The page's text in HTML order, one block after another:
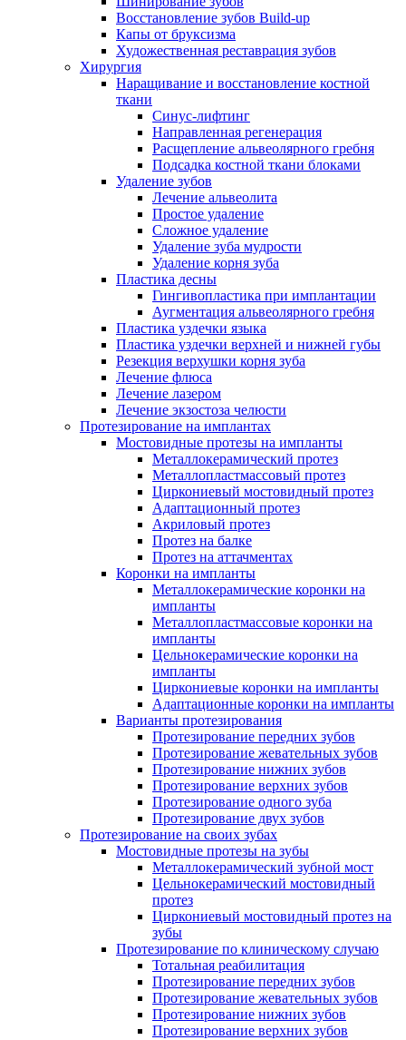
Восстановление зубов Build-up
Капы от бруксизма
Художественная реставрация зубов
Хирургия
Наращивание и восстановление костной
ткани
Синус-лифтинг
Направленная регенерация
Расщепление альвеолярного гребня
Подсадка костной ткани блоками
Удаление зубов
Лечение альвеолита
Простое удаление
Сложное удаление
Удаление зуба мудрости
Удаление корня зуба
Пластика десны
Гингивопластика при имплантации
Аугментация альвеолярного гребня
Пластика уздечки языка
Пластика уздечки верхней и нижней губы
Резекция верхушки корня зуба
Лечение флюса
Лечение лазером
Лечение экзостоза челюсти
Протезирование на имплантах
Мостовидные протезы на импланты
Металлокерамический протез
Металлопластмассовый протез
Циркониевый мостовидный протез
Адаптационный протез
Акриловый протез
Протез на балке
Протез на аттачментах
Коронки на импланты
Металлокерамические коронки на
импланты
Металлопластмассовые коронки на
импланты
Цельнокерамические коронки на
импланты
Циркониевые коронки на импланты
Адаптационные коронки на импланты
Варианты протезирования
Протезирование передних зубов
Протезирование жевательных зубов
Протезирование нижних зубов
Протезирование верхних зубов
Протезирование одного зуба
Протезирование двух зубов
Протезирование на своих зубах
Мостовидные протезы на зубы
Металлокерамический зубной мост
Цельнокерамический мостовидный
протез
Циркониевый мостовидный протез на
зубы
Протезирование по клиническому случаю
Тотальная реабилитация
Протезирование передних зубов
Протезирование жевательных зубов
Протезирование нижних зубов
Протезирование верхних зубов